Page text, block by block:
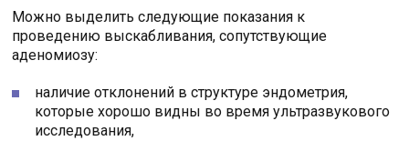
Можно выделить следующие показания к
проведению выскабливания, сопутствующие
аденомиозу:
наличие отклонений в структуре эндометрия,
которые хорошо видны во время ультразвукового
исследования,